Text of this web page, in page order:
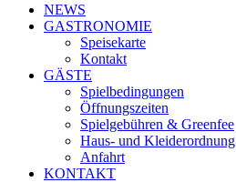
NEWS
GASTRONOMIE
Speisekarte
Kontakt
GÄSTE
Spielbedingungen
Öffnungszeiten
Spielgebühren & Greenfee
Haus- und Kleiderordnung
Anfahrt
KONTAKT